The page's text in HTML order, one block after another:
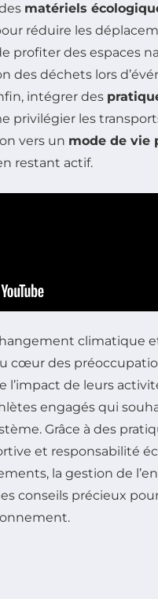
matériels
réduire les
profiter des espaces
des déchets lors
intégrer des
privilégier les
vers un mode de vie
restant actif.
climatique
cœur des
l’impact de leurs
engagés qui
Grâce à des
et responsabilité
la gestion de
conseils précieux